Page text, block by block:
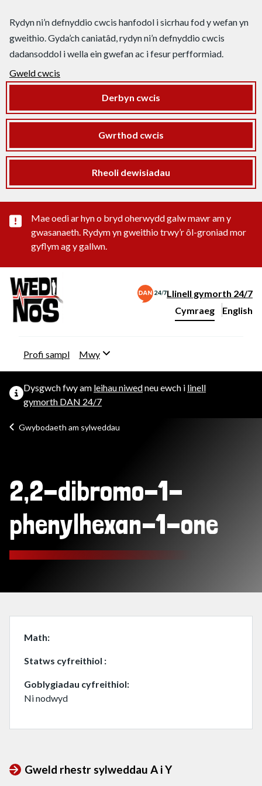
Rydyn ni’n defnyddio cwcis hanfodol i sicrhau fod y wefan yn
gweithio. Gyda’ch caniatâd, rydyn ni’n defnyddio cwcis
dadansoddol i wella ein gwefan ac i fesur perfformiad.
Gweld cwcis
Derbyn cwcis
Gwrthod cwcis
Rheoli dewisiadau
Rhybudd sylwedd pwysig
Mae oedi ar hyn o bryd oherwydd galw mawr am y
gwasanaeth. Rydym yn gweithio trwy’r ôl-groniad mor
gyflym ag y gallwn.
Llinell gymorth 24/7
Newid iaith y wefan
Cymraeg English
–
Profi sampl Mwy
Dysgwch fwy am leihau niwedneu ewch i linell
gymorth DAN 24/7
Gwybodaeth am sylweddau
2,2-dibromo-1-
phenylhexan-1-one
Math
Statws cyfreithiol
Goblygiadau cyfreithiol
Ni nodwyd
Gweld rhestr sylweddau A i Y